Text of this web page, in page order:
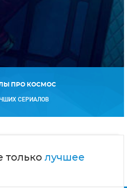
ПРО КОСМОС
СЕРИАЛОВ
только лучшее